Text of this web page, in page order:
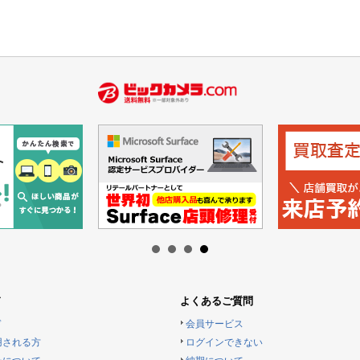
される方
よくあるご質問
会員サービス
ログインできない